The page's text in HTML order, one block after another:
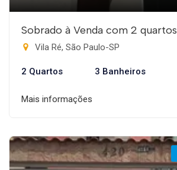
Sobrado à Venda com 2 quartos
Vila Ré, São Paulo-SP
2 Quartos 3 Banheiros
Mais informações